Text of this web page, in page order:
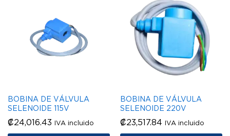
BOBINA DE VÁLVULA
SELENOIDE 115V
₡24,016.43 IVA incluido
BOBINA DE VÁLVULA
SELENOIDE 220V
₡23,517.84 IVA incluido